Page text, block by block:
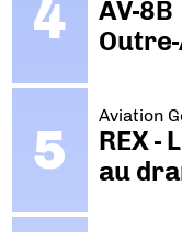
AV-
Aviation
REX -
au